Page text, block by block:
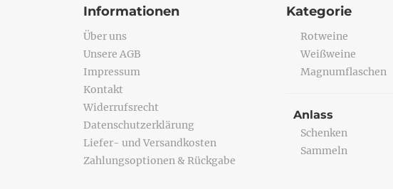
Informationen
Über uns
Unsere AGB
Impressum
Kontakt
Widerrufsrecht
Datenschutzerklärung
Liefer- und Versandkosten
Zahlungsoptionen & Rückgabe
Kategorie
Rotweine
Weißweine
Magnumflaschen
Anlass
Schenken
Sammeln